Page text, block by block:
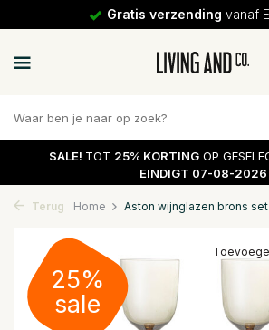
Gratis verzending vanaf
SALE! TOT 25% KORTING OP
EINDIGT 07-08-2026
Terug Home Aston wijnglazen brons set
25%
sale